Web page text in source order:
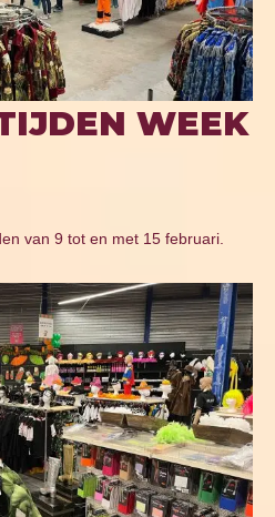
WEEK
van 9 tot en met 15 februari.